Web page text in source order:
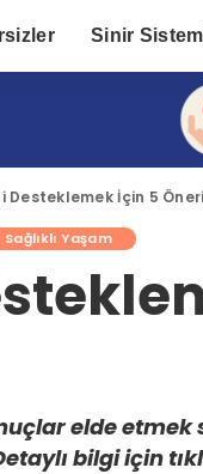
Sinir
Desteklemek İçin 5 Öneri
Sağlıklı Yaşam
elde etmek
bilgi için